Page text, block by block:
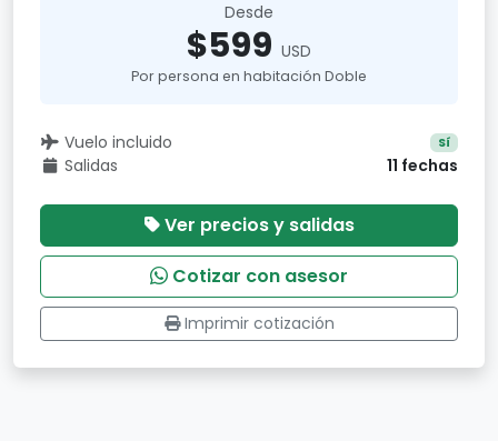
Desde
$599 USD
Por persona en habitación Doble
Vuelo incluido Sí
Salidas 11 fechas
Ver precios y salidas
Cotizar con asesor
Imprimir cotización